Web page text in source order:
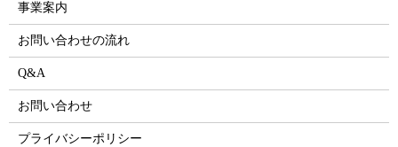
事業案内
お問い合わせの流れ
Q&A
お問い合わせ
プライバシーポリシー